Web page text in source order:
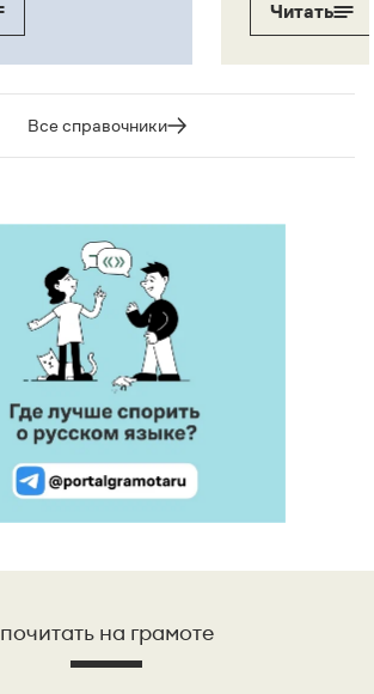
Читать
Все справочники
почитать на грамоте